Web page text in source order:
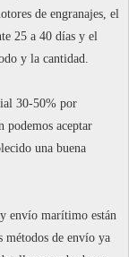
de engranajes, el
25 a 40 días y el
y la cantidad.
30-50% por
podemos aceptar
una buena
envío marítimo están
métodos de envío ya